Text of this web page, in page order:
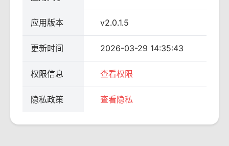
应用版本 v2.0.1.5
更新时间 2026-03-29 14:35:43
权限信息 查看权限
隐私政策 查看隐私